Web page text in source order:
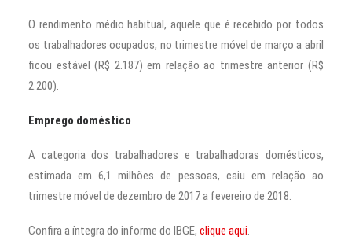
O rendimento médio habitual, aquele que é recebido por todos
os trabalhadores ocupados, no trimestre móvel de março a abril
ficou estável (R$ 2.187) em relação ao trimestre anterior (R$
2.200).
Emprego doméstico
A categoria dos trabalhadores e trabalhadoras domésticos,
estimada em 6,1 milhões de pessoas, caiu em relação ao
trimestre móvel de dezembro de 2017 a fevereiro de 2018.
Confira a íntegra do informe do IBGE, clique aqui.